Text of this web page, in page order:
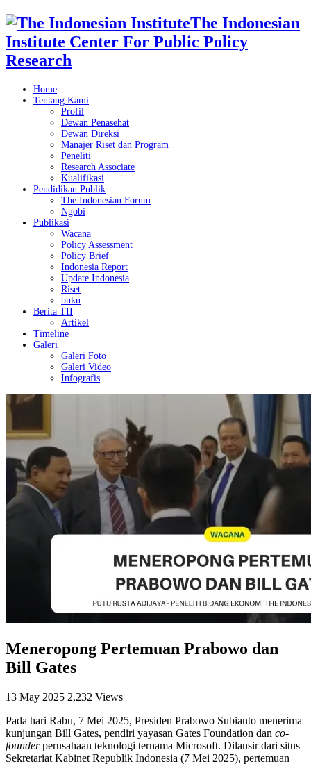
The Indonesian
Institute Center For Public Policy
Research
Home
Tentang Kami
Profil
Dewan Penasehat
Dewan Direksi
Manajer Riset dan Program
Peneliti
Research Associate
Kualifikasi
Pendidikan Publik
The Indonesian Forum
Ngobi
Publikasi
Wacana
Policy Assessment
Policy Brief
Indonesia Report
Update Indonesia
Riset
buku
Berita TII
Artikel
Timeline
Galeri
Galeri Foto
Galeri Video
Infografis
Meneropong Pertemuan Prabowo dan
Bill Gates
13 May 2025 2,232 Views
Pada hari Rabu, 7 Mei 2025, Presiden Prabowo Subianto menerima
kunjungan Bill Gates, pendiri yayasan Gates Foundation dan co-
founderperusahaan teknologi ternama Microsoft. Dilansir dari situs
Sekretariat Kabinet Republik Indonesia (7 Mei 2025), pertemuan